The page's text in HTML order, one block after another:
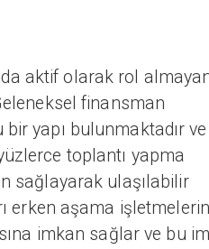
aktif olarak rol
finansman
yapı bulunmaktadır ve
toplantı yapma
sağlayarak ulaşılabilir
erken aşama
imkan sağlar ve bu